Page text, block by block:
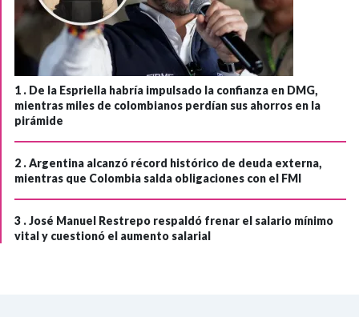
1 . De la Espriella habría impulsado la confianza en DMG,
mientras miles de colombianos perdían sus ahorros en la
pirámide
2 .Argentina alcanzó récord histórico de deuda externa,
mientras que Colombia salda obligaciones con el FMI
3 .José Manuel Restrepo respaldó frenar el salario mínimo
vital y cuestionó el aumento salarial